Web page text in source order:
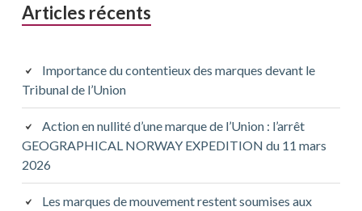
Articles récents
Importance du contentieux des marques devant le
Tribunal de l’Union
Action en nullité d’une marque de l’Union : l’arrêt
GEOGRAPHICAL NORWAY EXPEDITION du 11 mars
2026
Les marques de mouvement restent soumises aux